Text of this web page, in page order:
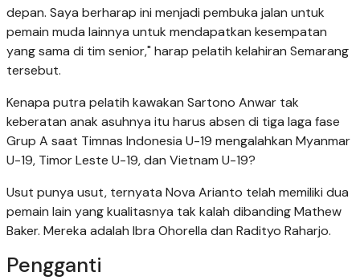
depan. Saya berharap ini menjadi pembuka jalan untuk
pemain muda lainnya untuk mendapatkan kesempatan
yang sama di tim senior," harap pelatih kelahiran Semarang
tersebut.
Kenapa putra pelatih kawakan Sartono Anwar tak
keberatan anak asuhnya itu harus absen di tiga laga fase
Grup A saat Timnas Indonesia U-19 mengalahkan Myanmar
U-19, Timor Leste U-19, dan Vietnam U-19?
Usut punya usut, ternyata Nova Arianto telah memiliki dua
pemain lain yang kualitasnya tak kalah dibanding Mathew
Baker. Mereka adalah Ibra Ohorella dan Radityo Raharjo.
Pengganti